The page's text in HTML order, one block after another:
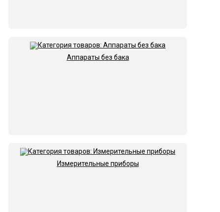
Аппараты без бака
Измерительные приборы